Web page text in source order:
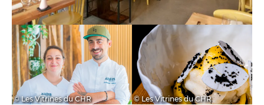
© Les Vitrines du CHR © Les Vitrines du CHR